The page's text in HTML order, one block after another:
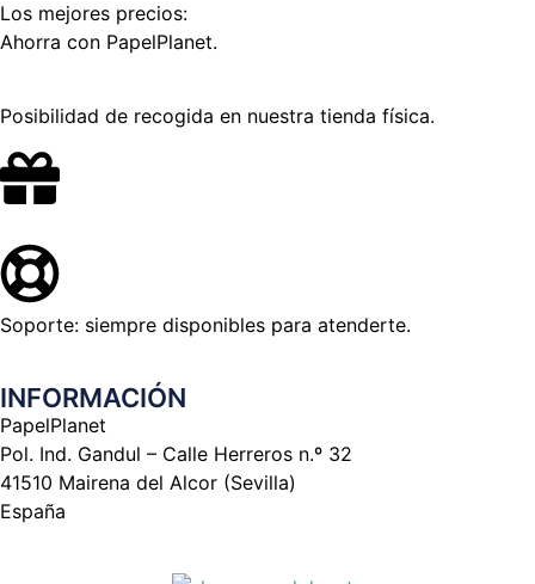
Los mejores precios:
Ahorra con PapelPlanet.
Posibilidad de recogida en nuestra tienda física.
Soporte: siempre disponibles para atenderte.
INFORMACIÓN
PapelPlanet
Pol. Ind. Gandul – Calle Herreros n.º 32
41510 Mairena del Alcor (Sevilla)
España